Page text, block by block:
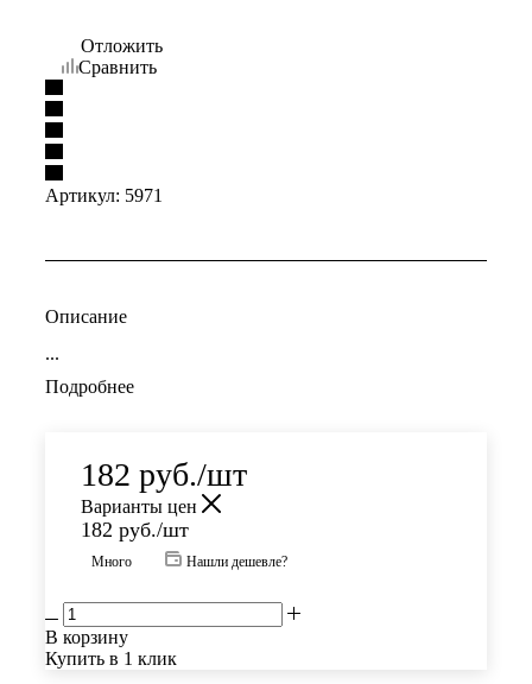
Отложить
Сравнить
Артикул: 5971
Описание
...
Подробнее
182 руб./шт
Варианты цен
182 руб./шт
Много Нашли дешевле?
В корзину
Купить в 1 клик